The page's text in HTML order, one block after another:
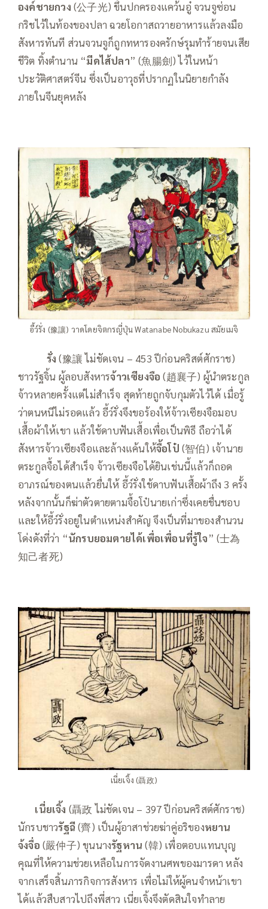
องค์ชายกวง (公子光) ขึ้นปกครองแคว้นอู๋ จวนจูซ่อน
กริชไว้ในท้องของปลา ฉวยโอกาสถวายอาหารแล้วลงมือ
สังหารทันที ส่วนจวนจูก็ถูกทหารองครักษ์รุมทำร้ายจนเสีย
ชีวิต ทิ้งตำนาน “มีดไส้ปลา” (魚腸劍) ไว้ในหน้า
ประวัติศาสตร์จีน ซึ่งเป็นอาวุธที่ปรากฏในนิยายกำลัง
ภายในจีนยุคหลัง
อี้ว์รั่ง (豫讓) วาดโดยจิตกรญี่ปุ่น Watanabe Nobukazu สมัยเมจิ
รั่ง (豫讓 ไม่ชัดเจน – 453 ปีก่อนคริสต์ศักราช)
ชาวรัฐจิ้น ผู้ลอบสังหารจ้าวเซียงจือ (趙襄子) ผู้นำตระกูล
จ้าวหลายครั้งแต่ไม่สำเร็จ สุดท้ายถูกจับกุมตัวไว้ได้ เมื่อรู้
ว่าตนหนีไม่รอดแล้ว อี้ว์รั่งจึงขอร้องให้จ้าวเซียงจือมอบ
เสื้อผ้าให้เขา แล้วใช้ดาบฟันเสื้อเพื่อเป็นพิธี ถือว่าได้
สังหารจ้าวเซียงจือและล้างแค้นให้จื้อโป๋ (智伯) เจ้านาย
ตระกูลจื้อได้สำเร็จ จ้าวเซียงจือได้ยินเช่นนี้แล้วก็ถอด
อาภรณ์ของตนแล้วยื่นให้ อี้ว์รั่งใช้ดาบฟันเสื้อผ้าถึง 3 ครั้ง
หลังจากนั้นก็ฆ่าตัวตายตามจื้อโป๋นายเก่าซึ่งเคยชื่นชอบ
และให้อี้ว์รั่งอยู่ในตำแหน่งสำคัญ จึงเป็นที่มาของสำนวน
โด่งดังที่ว่า “นักรบยอมตายได้เพื่อเพื่อนที่รู้ใจ” (士為
知己者死)
เนี่ยเจิ้ง (聶政)
เนี่ยเจิ้ง (聶政 ไม่ชัดเจน – 397 ปีก่อนคริสต์ศักราช)
นักรบชาวรัฐฉี(齊) เป็นผู้อาสาช่วยฆ่าคู่อริของหยาน
จ้งจื่อ (嚴仲子) ขุนนางรัฐหาน (韓) เพื่อตอบแทนบุญ
คุณที่ให้ความช่วยเหลือในการจัดงานศพของมารดา หลัง
จากเสร็จสิ้นภารกิจการสังหาร เพื่อไม่ให้ผู้คนจำหน้าเขา
ได้แล้วสืบสาวไปถึงพี่สาว เนี่ยเจิ้งจึงตัดสินใจทำลาย